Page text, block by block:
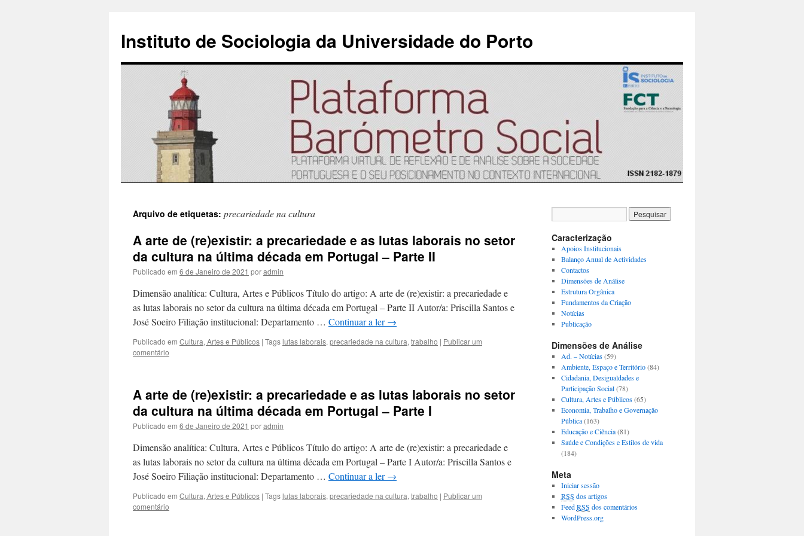
Instituto de Sociologia da Universidade do Porto
para
conteúdo
Arquivo de etiquetas: precariedade na cultura
A arte de (re)existir: a precariedade e as lutas laborais no setor
da cultura na última década em Portugal – Parte II
Publicado em 6 de Janeiro de 2021 poradmin
Dimensão analítica: Cultura, Artes e Públicos Título do artigo: A arte de (re)existir: a precariedade e
as lutas laborais no setor da cultura na última década em Portugal – Parte II Autor/a: Priscilla Santos e
José Soeiro Filiação institucional: Departamento … Continuar a ler→
Publicado em Cultura, Artes e Públicos | Tagslutas laborais, precariedade na cultura, trabalho | Publicar um
comentário
A arte de (re)existir: a precariedade e as lutas laborais no setor
da cultura na última década em Portugal – Parte I
Publicado em 6 de Janeiro de 2021 poradmin
Dimensão analítica: Cultura, Artes e Públicos Título do artigo: A arte de (re)existir: a precariedade e
as lutas laborais no setor da cultura na última década em Portugal – Parte I Autor/a: Priscilla Santos e
José Soeiro Filiação institucional: Departamento … Continuar a ler→
Publicado em Cultura, Artes e Públicos | Tagslutas laborais, precariedade na cultura, trabalho | Publicar um
comentário
Caracterização
Apoios Institucionais
Balanço Anual de Actividades
Contactos
Dimensões de Análise
Estrutura Orgânica
Fundamentos da Criação
Notícias
Publicação
Dimensões de Análise
Ad. – Notícias(59)
Ambiente, Espaço e Território(84)
Cidadania, Desigualdades e
Participação Social(78)
Cultura, Artes e Públicos(65)
Economia, Trabalho e Governação
Pública(163)
Educação e Ciência(81)
Saúde e Condições e Estilos de vida
(184)
Meta
Iniciar sessão
RSS dos artigos
FeedRSS dos comentários
WordPress.org